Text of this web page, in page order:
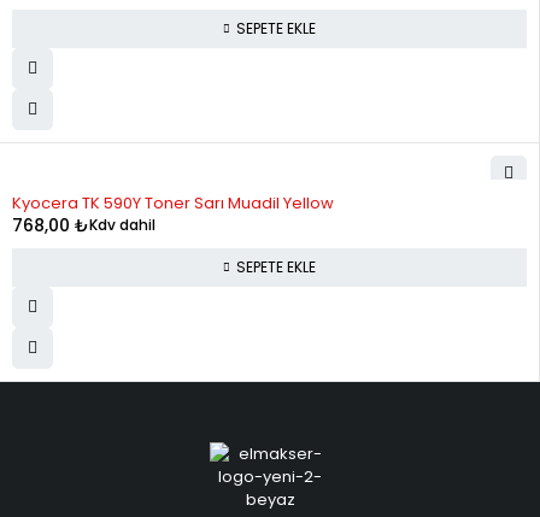
SEPETE EKLE
Kyocera TK 590Y Toner Sarı Muadil Yellow
768,00 ₺Kdv dahil
SEPETE EKLE